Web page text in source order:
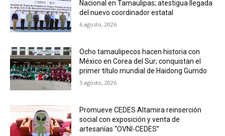
Nacional en Tamaulipas; atestigua llegada
del nuevo coordinador estatal
6 agosto, 2026
Ocho tamaulipecos hacen historia con
México en Corea del Sur; conquistan el
primer título mundial de Haidong Gumdo
5 agosto, 2026
Promueve CEDES Altamira reinserción
social con exposición y venta de
artesanías “OVNI-CEDES”